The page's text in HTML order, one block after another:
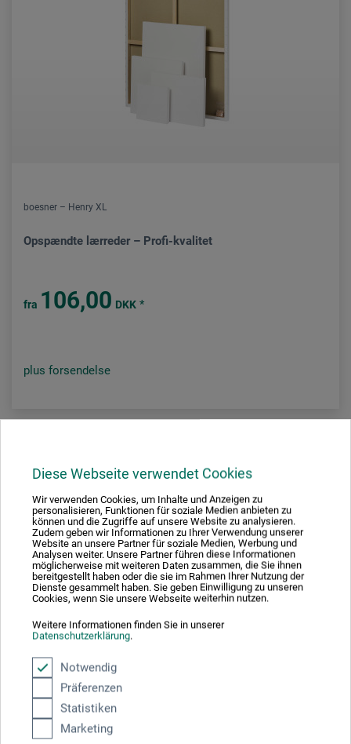
Diese Webseite verwendet Cookies
Wir verwenden Cookies, um Inhalte und Anzeigen zu
personalisieren, Funktionen für soziale Medien anbieten zu
können und die Zugriffe auf unsere Website zu analysieren.
Zudem geben wir Informationen zu Ihrer Verwendung unserer
Website an unsere Partner für soziale Medien, Werbung und
Analysen weiter. Unsere Partner führen diese Informationen
möglicherweise mit weiteren Daten zusammen, die Sie ihnen
bereitgestellt haben oder die sie im Rahmen Ihrer Nutzung der
Dienste gesammelt haben. Sie geben Einwilligung zu unseren
Cookies, wenn Sie unsere Webseite weiterhin nutzen.
Weitere Informationen finden Sie in unserer
Datenschutzerklärung.
Notwendig
Präferenzen
Statistiken
Marketing
boesner – Henry XL
Opspændte lærreder – Profi-kvalitet
fra 106,00 DKK *
plus forsendelse
boesner – Henry
Opspændte lærreder – Profi-kvalitet